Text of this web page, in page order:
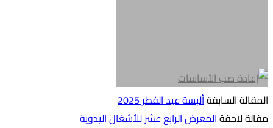
المقالة السابقةألبسة عيد الفطر 2025
مقالة لاحقةالمعرض الرابع عشر للأشغال اليدوية